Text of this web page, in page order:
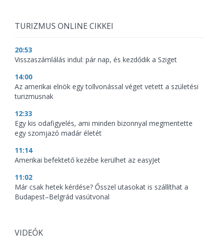
TURIZMUS ONLINE CIKKEI
20:53
Visszaszámlálás indul: pár nap, és kezdődik a Sziget
14:00
Az amerikai elnök egy tollvonással véget vetett a születési
turizmusnak
12:33
Egy kis odafigyelés, ami minden bizonnyal megmentette
egy szomjazó madár életét
11:14
Amerikai befektető kezébe kerülhet az easyJet
11:02
Már csak hetek kérdése? Ősszel utasokat is szállíthat a
Budapest–Belgrád vasútvonal
VIDEÓK